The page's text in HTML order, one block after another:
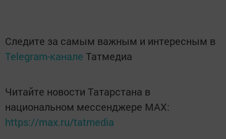
Следите за самым важным и интересным в
Telegram-канале Татмедиа
Читайте новости Татарстана в
национальном мессенджере MАХ:
https://max.ru/tatmedia